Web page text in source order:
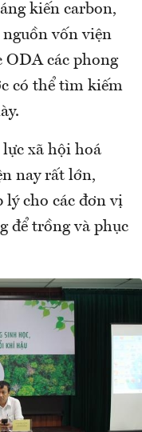
kiến carbon,
nguồn vốn viện
các phong
có thể tìm kiếm
xã hội hoá
nay rất lớn,
lý cho các đơn vị
để trồng và phục